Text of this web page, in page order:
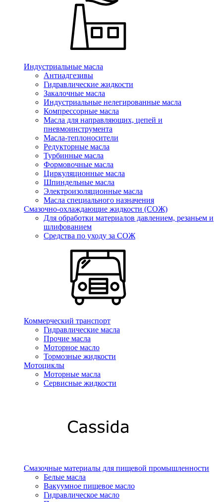
Индустриальные масла
Антиадгезивы
Гидравлические жидкости
Закалочные масла
Индустриальные нелегированные масла
Компрессорные масла
Масла для направляющих, цепей и
пневмоинструмента
Масла-теплоносители
Редукторные масла
Турбинные масла
Формовочные масла
Циркуляционные масла
Шпиндельные масла
Электроизоляционные масла
Масла специального назначения
Смазочно-охлаждающие жидкости (СОЖ)
Для обработки материалов давлением, резаньем и
шлифованием
Средства по уходу за СОЖ
Коммерческий транспорт
Гидравлические масла
Прочие масла
Моторное масло
Тормозные жидкости
Мотоциклы
Моторные масла
Сервисные жидкости
Смазочные материалы для пищевой промышленности
Белые масла
Вакуумное пищевое масло
Гидравлическое масло